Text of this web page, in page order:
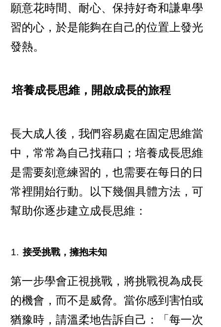
願意花時間、耐心、保持好奇和謙卑學
習的心，於是能夠在自己的位置上發光
發熱。
培養成長思維，開啟成長的旅程
長大成人後，我們容易處在固定思維當
中，常常為自己找藉口；培養成長思維
是需要刻意練習的，也需要在每日的日
常裡開始行動。以下幾個具體方法，可
幫助你逐步建立成長思維：
接受挑戰，擁抱未知
第一步學會正視挑戰，將挑戰視為成長
的機會，而不是威脅。當你感到害怕或
猶豫時，請溫柔地告訴自己：「每一次